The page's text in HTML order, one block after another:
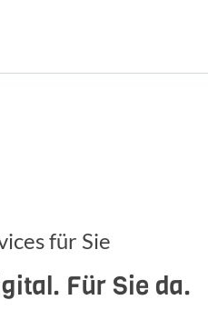
für Sie
Für Sie da.